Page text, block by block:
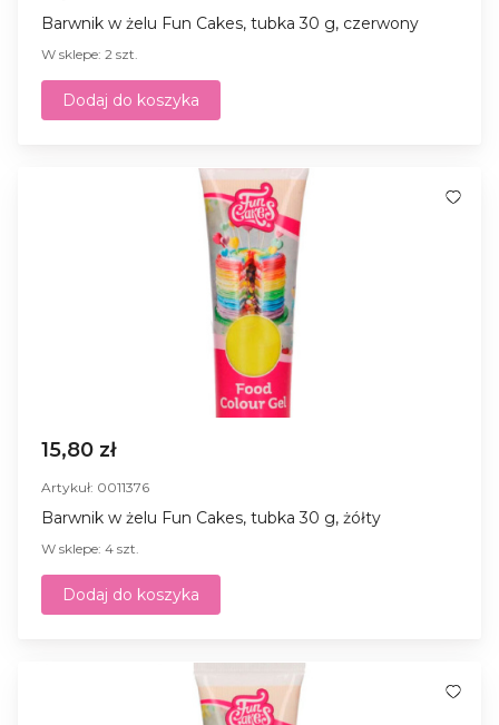
Barwnik w żelu Fun Cakes, tubka 30 g, czerwony
W sklepe: 2 szt.
Dodaj do koszyka
15,80 zł
Artykuł: 0011376
Barwnik w żelu Fun Cakes, tubka 30 g, żółty
W sklepe: 4 szt.
Dodaj do koszyka